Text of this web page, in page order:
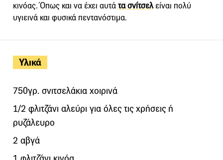
Υλικά
750γρ. σνιτσελάκια χοιρινά
1/2 φλιτζάνι αλεύρι για όλες τις χρήσεις ή
ρυζάλευρο
2 αβγά
κινόας. Όπως και να έχει αυτάτα σνίτσελείναι πολύ
υγιεινά και φυσικά πεντανόστιμα.